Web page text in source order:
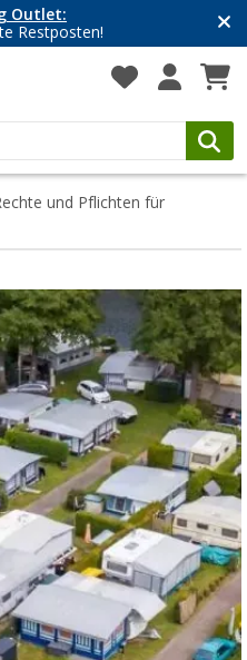
Outlet:
Restposten!
und Pflichten für